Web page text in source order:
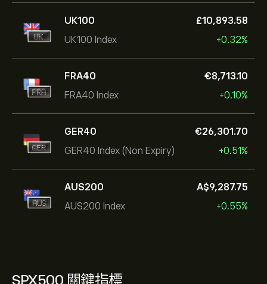
UK100
UK100 Index
‎£‎10,893.58
+0.32%
FRA40
FRA40 Index
‎€‎8,713.10
+0.10%
GER40
GER40 Index (Non Expiry)
‎€‎26,301.70
+0.51%
AUS200
AUS200 Index
‎A$‎9,287.75
+0.55%
SPX500 關鍵指標